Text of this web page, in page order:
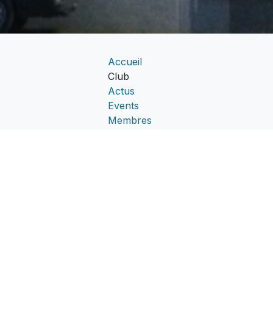
Accueil
Club
Actus
Events
Membres